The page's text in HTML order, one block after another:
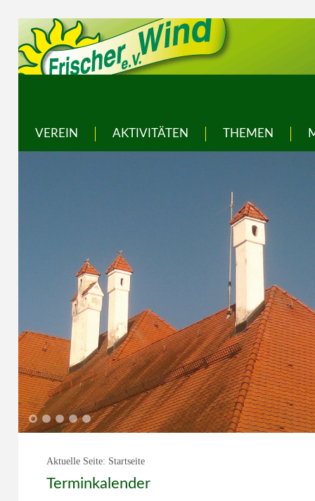
VEREIN AKTIVITÄTEN THEMEN
1 2 3 4 5
Aktuelle Seite: Startseite
Terminkalender